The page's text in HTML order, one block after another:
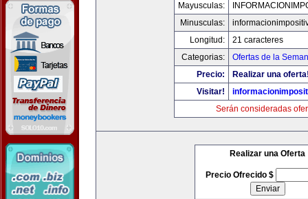
Mayusculas:
Minusculas:
Longitud:
21 caracteres
Categorias:
Ofertas de la
Precio:
Realizar una
Visitar!
Serán consideradas
Realizar una Oferta
Precio Ofrecido $